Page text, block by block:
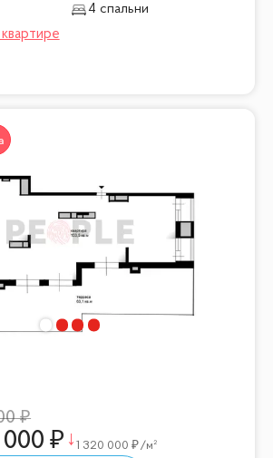
4 спальни
000 1 320 000 /м²